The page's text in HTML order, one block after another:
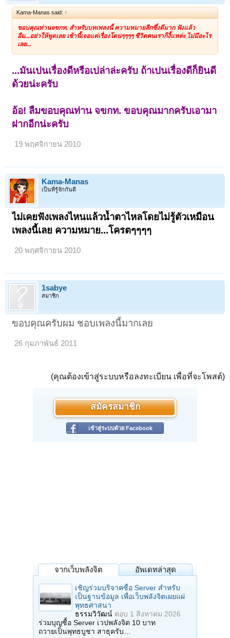
Kama-Manas said: ↑
ขอบคุณท่านจขกท. สำหรับบทเพลงนี้ ความหมายลึกซึ้งดีมาก ฟังแล้ว
อืม...อย่าให้พูดเลย เช้านี้เจอแต่เรื่องโดนๆๆๆๆ ชีวิตคนเราก็งี้แหล่ะ ไม่มีอะไร
เลย...
...มันเปนเรื่องดีหรือเปล่าล่ะครับ ถ้าเปนเรื่องดีก็ยินดี
ด้วยน่ะครับ
อ้อ! ลืมขอบคุณท่าน จขกท. ขอบคุณมากครับเอามา
ฝากอีกน่ะครับ
19 พฤศจิกายน 2010
Kama-Manas
เป็นที่รู้จักกันดี
ไม่เคยฟังเพลงไหนแล้วน้ำตาไหลโดยไม่รู้ตัวเหมือน
เพลงนี้เลย ความหมาย...โครตๆๆๆๆ
20 พฤศจิกายน 2010
1sabye
สมาชิก
ขอบคุณครับผม ชอบเพลงนี้มากเลย
26 กุมภาพันธ์ 2011
(คุณต้องเข้าสู่ระบบหรือลงทะเบียน เพื่อที่จะโพสต์)
สมัครสมาชิก
เข้าสู่ระบบด้วย Facebook
จากเว็บพลังจิต อัพเดทล่าสุด
เชิญร่วมบริจาคซื้อ Server สำหรับ
เป็นฐานข้อมูล เพื่อเว็บพลังจิตเผยแผ่
พุทธศาสนา
ธรรมวิวัฒน์ ตอบ 1 สิงหาคม 2026
ร่วมบุญซื้อ Server เวปพลังจิต 10 บาท
ถวายเป็นพุทธบูชา สาธุครับ…